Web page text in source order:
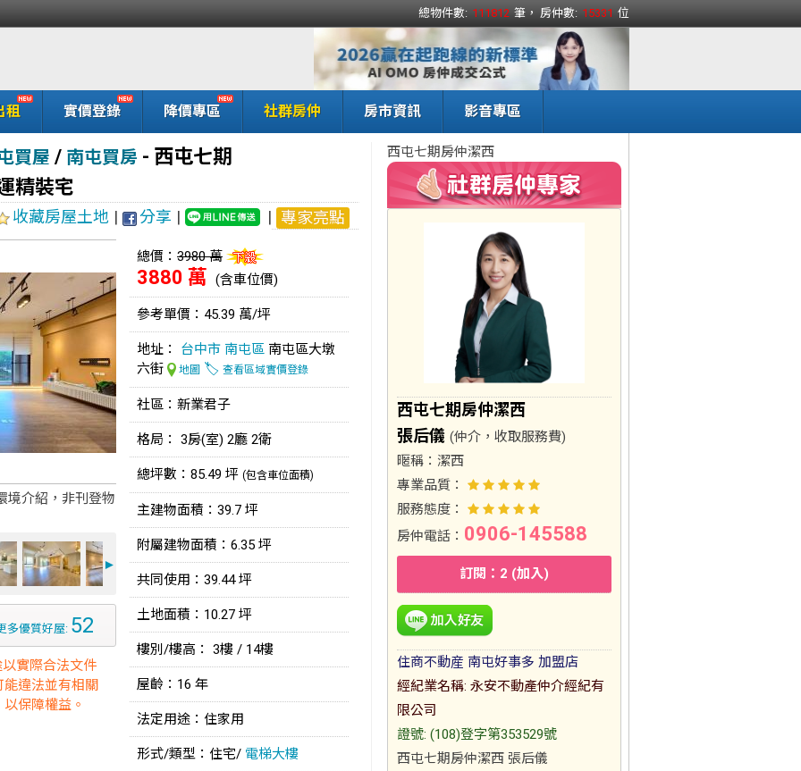
總物件數: 111812 筆， 房仲數: 15331 位
租 實價登錄 降價專區 社群房仲 房市資訊 影音專區
買屋 / 南屯買房 - 西屯七期
精裝宅
收藏房屋土地 | 分享 | | 專家亮點
境介紹，非刊登物
►
多優質好屋: 52
實際合法文件
違法並有相關
保障權益。
總價： 3980 萬
3880 萬 (含車位價)
參考單價：45.39 萬/坪
地址： 台中市 南屯區 南屯區大墩
六街
地圖 🏷️ 查看區域實價登錄
社區：新業君子
格局： 3房(室) 2廳 2衛
總坪數：85.49 坪 (包含車位面積)
主建物面積：39.7 坪
附屬建物面積：6.35 坪
共同使用：39.44 坪
土地面積：10.27 坪
樓別/樓高： 3樓 / 14樓
屋齡：16 年
法定用途：住家用
形式/類型：住宅/ 電梯大樓
西屯七期房仲潔西
西屯七期房仲潔西
張后儀 (仲介，收取服務費)
暱稱： 潔西
專業品質：
服務態度：
房仲電話： 0906-145588
訂閱：2 (加入)
住商不動産 南屯好事多 加盟店
經紀業名稱: 永安不動產仲介經紀有
限公司
證號: (108)登字第353529號
西屯七期房仲潔西 張后儀